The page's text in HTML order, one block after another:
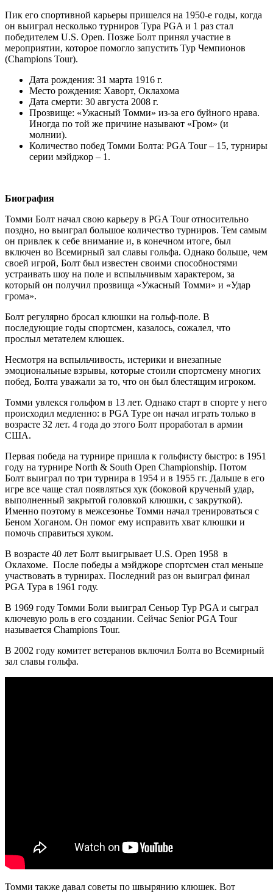
Пик его спортивной карьеры пришелся на 1950-е годы, когда
он выиграл несколько турниров Тура PGA и 1 раз стал
победителем U.S. Open. Позже Болт принял участие в
мероприятии, которое помогло запустить Тур Чемпионов
(Champions Tour).
Дата рождения: 31 марта 1916 г.
Место рождения: Хаворт, Оклахома
Дата смерти: 30 августа 2008 г.
Прозвище: «Ужасный Томми» из-за его буйного нрава.
Иногда по той же причине называют «Гром» (и
молнии).
Количество побед Томми Болта: PGA Tour – 15, турниры
серии мэйджор – 1.
Биография
Томми Болт начал свою карьеру в PGA Tour относительно
поздно, но выиграл большое количество турниров. Тем самым
он привлек к себе внимание и, в конечном итоге, был
включен во Всемирный зал славы гольфа. Однако больше, чем
своей игрой, Болт был известен своими способностями
устраивать шоу на поле и вспыльчивым характером, за
который он получил прозвища «Ужасный Томми» и «Удар
грома».
Болт регулярно бросал клюшки на гольф-поле. В
последующие годы спортсмен, казалось, сожалел, что
прослыл метателем клюшек.
Несмотря на вспыльчивость, истерики и внезапные
эмоциональные взрывы, которые стоили спортсмену многих
побед, Болта уважали за то, что он был блестящим игроком.
Томми увлекся гольфом в 13 лет. Однако старт в спорте у него
происходил медленно: в PGA Туре он начал играть только в
возрасте 32 лет. 4 года до этого Болт проработал в армии
США.
Первая победа на турнире пришла к гольфисту быстро: в 1951
году на турнире North & South Open Championship. Потом
Болт выиграл по три турнира в 1954 и в 1955 гг. Дальше в его
игре все чаще стал появляться хук (боковой крученый удар,
выполненный закрытой головкой клюшки, с закруткой).
Именно поэтому в межсезонье Томми начал тренироваться с
Беном Хоганом. Он помог ему исправить хват клюшки и
помочь справиться хуком.
В возрасте 40 лет Болт выигрывает U.S. Open 1958 в
Оклахоме. После победы а мэйджоре спортсмен стал меньше
участвовать в турнирах. Последний раз он выиграл финал
PGA Тура в 1961 году.
В 1969 году Томми Боли выиграл Сеньор Тур PGA и сыграл
ключевую роль в его создании. Сейчас Senior PGA Tour
называется Champions Tour.
В 2002 году комитет ветеранов включил Болта во Всемирный
зал славы гольфа.
Томми также давал советы по швырянию клюшек. Вот